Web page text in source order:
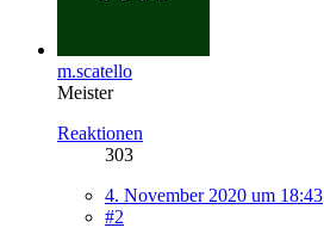
m.scatello
Meister
Reaktionen
303
4. November 2020 um 18:43
#2